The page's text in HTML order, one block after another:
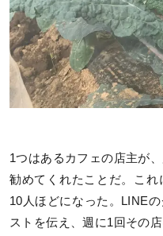
1つはあるカフェの店主が
勧めてくれたことだ。こ
10人ほどになった。LINE
ストを伝え、週に1回その